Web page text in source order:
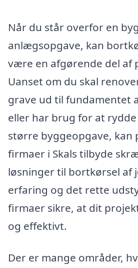
Når du står overfor en
anlægsopgave, kan
være en afgørende del af
Uanset om du skal
grave ud til fundamentet
eller har brug for at
større byggeopgave, kan
firmaer i Skals tilbyde
løsninger til bortkørsel af
erfaring og det rette
firmaer sikre, at dit
og effektivt.
Der er mange områder,